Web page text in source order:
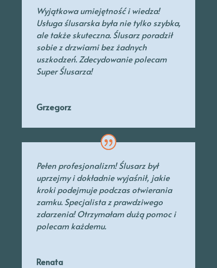
Wyjątkowa umiejętność i wiedza!
Usługa ślusarska była nie tylko szybka,
ale także skuteczna. Ślusarz poradził
sobie z drzwiami bez żadnych
uszkodzeń. Zdecydowanie polecam
Super Ślusarza!
Grzegorz
Pełen profesjonalizm! Ślusarz był
uprzejmyi dokładnie wyjaśnił, jakie
kroki podejmuje podczas otwierania
zamku. Specjalistaz prawdziwego
zdarzenia! Otrzymałam dużą pomoc i
polecam każdemu.
Renata